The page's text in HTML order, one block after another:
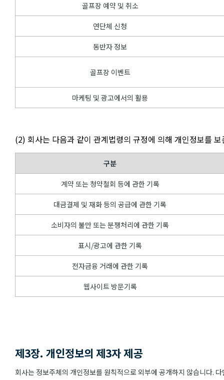
골프장 예약 및 취소
연단체 신청
동반자 정보
골프장 이벤트
마케팅 및 광고에서의 활용
(2) 회사는 다음과 같이 관계법령의 규정에 의해 개인정보를
구분
계약 또는 청약철회 등에 관한 기록
대금결제 및 재화 등의 공급에 관한 기록
소비자의 불만 또는 분쟁처리에 관한 기록
표시/광고에 관한 기록
전자금융 거래에 관한 기록
웹사이트 방문기록
제3장. 개인정보의 제3자 제공
회사는 정보주체의 개인정보를 원칙적으로 외부에 공개하지 않습니다.